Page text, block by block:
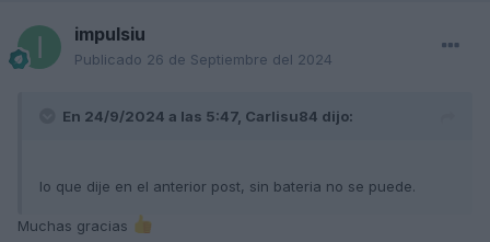
impulsiu
Publicado 26 de Septiembre del 2024
En 24/9/2024 a las 5:47, Carlisu84 dijo:
lo que dije en el anterior post, sin bateria no se puede.
Muchas gracias